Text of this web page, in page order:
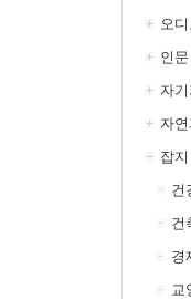
오
인문
자
자
잡지
건
건
경
교